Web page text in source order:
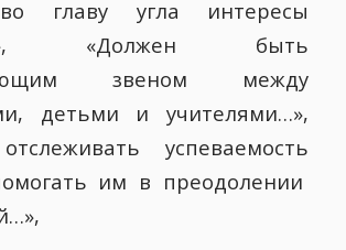
главу угла интересы
«Должен быть
звеном между
детьми и учителями…»,
успеваемость
им в преодолении